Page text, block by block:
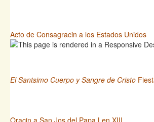
Acto de Consagracin a los Estados Unidos
El Santsimo Cuerpo y Sangre de Cristo